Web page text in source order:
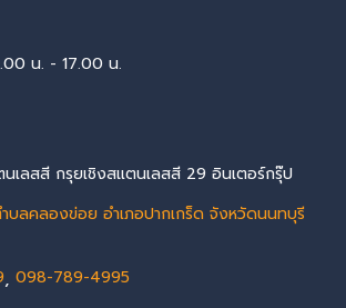
น. - 17.00 น.
เลสสี กรุยเชิงสแตนเลสสี 29 อินเตอร์กรุ๊ป
บลคลองข่อย อำเภอปากเกร็ด จังหวัดนนทบุรี
, 098-789-4995